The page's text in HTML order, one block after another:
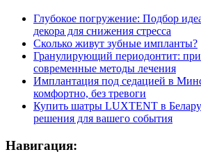
Глубокое погружение: Подбор
декора для снижения стресса
Сколько живут зубные импланты?
Гранулирующий периодонтит:
современные методы лечения
Имплантация под седацией в
комфортно, без тревоги
Купить шатры LUXTENT в
решения для вашего события
Навигация: